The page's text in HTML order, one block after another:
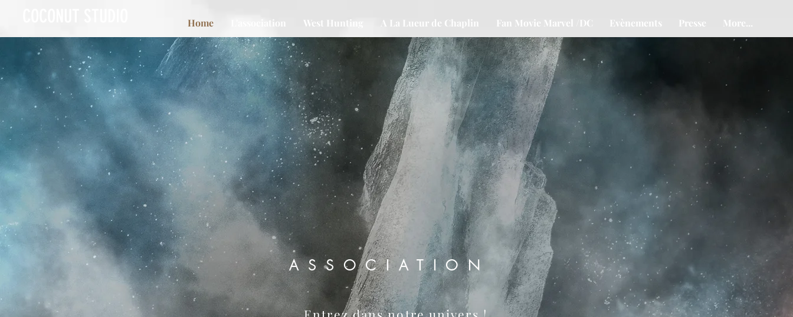
Home L'association West Hunting A La Lueur de Chaplin Fan Movie Marvel /DC Evènements Presse More...
COCONUTSTUDI
O
ASSOCIATION